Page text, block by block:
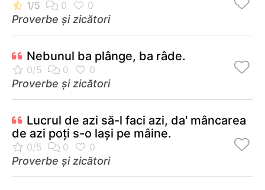
Proverbe și zicători
Nebunul ba plânge, ba râde.
Proverbe și zicători
Lucrul de azi să-l faci azi, da' mâncarea
de azi poţi s-o laşi pe mâine.
Proverbe și zicători